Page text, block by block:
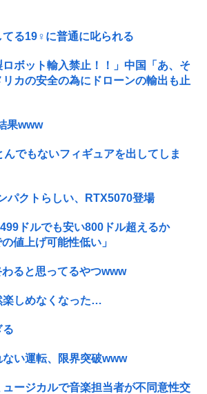
てる19♀に普通に叱られる
ロボット輸入禁止！！」中国「あ、そ
カの安全の為にドローンの輸出も止
果www
んでもないフィギュアを出してしま
パクトらしい、RTX5070登場
ドルでも安い800ドル超えるか
値上げ可能性低い」
ると思ってるやつwww
楽しめなくなった…
る
ない運転、限界突破www
ュージカルで音楽担当者が不同意性交